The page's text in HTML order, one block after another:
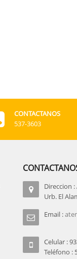
CONTACTANOS
537-3603
Direccion :
Urb. El
Email :
Celular :
Teléfono :